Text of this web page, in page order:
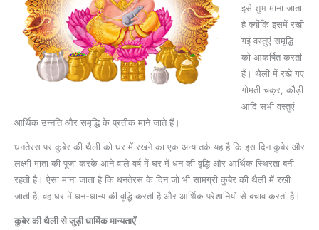
इसे शुभ माना जाता
है क्योंकि इसमें रखी
गई वस्तुएं समृद्धि
को आकर्षित करती
हैं। थैली में रखे गए
गोमती चक्र, कौड़ी
आदि सभी वस्तुएं
आर्थिक उन्नति और समृद्धि के प्रतीक माने जाते हैं।
धनतेरस पर कुबेर की थैली को घर में रखने का एक अन्य तर्क यह है कि इस दिन कुबेर और
लक्ष्मी माता की पूजा करके आने वाले वर्ष में घर में धन की वृद्धि और आर्थिक स्थिरता बनी
रहती है। ऐसा माना जाता है कि धनतेरस के दिन जो भी सामग्री कुबेर की थैली में रखी
जाती है, वह घर में धन-धान्य की वृद्धि करती है और आर्थिक परेशानियों से बचाव करती है।
कुबेर की थैली से जुड़ी धार्मिक मान्यताएँ